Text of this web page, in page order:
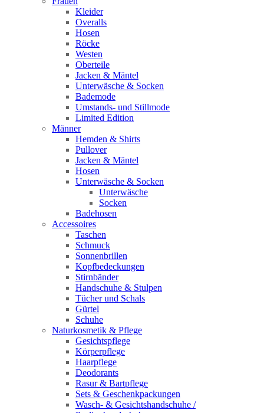
Kleider
Overalls
Hosen
Röcke
Westen
Oberteile
Jacken & Mäntel
Unterwäsche & Socken
Bademode
Umstands- und Stillmode
Limited Edition
Männer
Hemden & Shirts
Pullover
Jacken & Mäntel
Hosen
Unterwäsche & Socken
Unterwäsche
Socken
Badehosen
Accessoires
Taschen
Schmuck
Sonnenbrillen
Kopfbedeckungen
Stirnbänder
Handschuhe & Stulpen
Tücher und Schals
Gürtel
Schuhe
Naturkosmetik & Pflege
Gesichtspflege
Körperpflege
Haarpflege
Deodorants
Rasur & Bartpflege
Sets & Geschenkpackungen
Wasch‑ & Gesichtshandschuhe /